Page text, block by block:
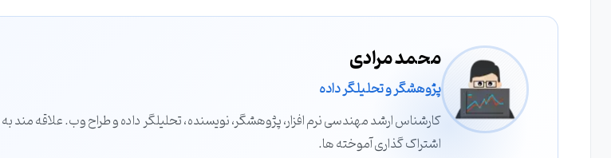
محمد مرادی
پژوهشگر و تحلیلگر داده
کارشناس ارشد مهندسی نرم افزار، پژوهشگر، نویسنده، تحلیلگر داده و طراح وب. علاقه مند به
اشتراک گذاری آموخته ها.